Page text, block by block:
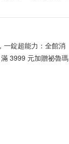
一錠超能力：全館消
3999 元加贈祕魯瑪